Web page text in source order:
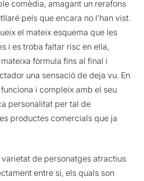
comèdia, amagant un rerafons
pels que encara no l’han vist.
el mateix esquema que les
i es troba faltar risc en ella,
fòrmula fins al final i
una sensació de deja vu. En
i compleix amb el seu
personalitat per tal de
productes comercials que ja
varietat de personatges atractius
entre si, els quals son